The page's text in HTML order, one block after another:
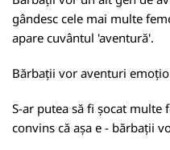
gândesc cele mai multe
apare cuvântul 'aventură'.
Bărbații vor aventuri
S-ar putea să fi șocat multe
convins că așa e - bărbații